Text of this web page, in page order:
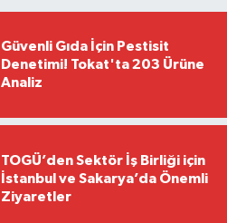
Güvenli Gıda İçin Pestisit
Denetimi! Tokat'ta 203 Ürüne
Analiz
TOGÜ’den Sektör İş Birliği için
İstanbul ve Sakarya’da Önemli
Ziyaretler